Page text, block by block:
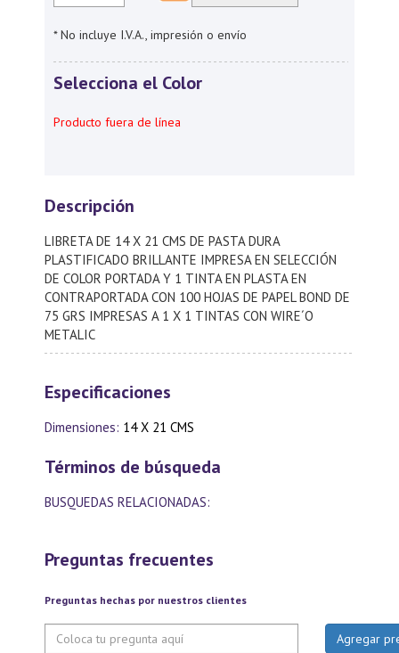
* No incluye I.V.A., impresión o envío
Selecciona el Color
Producto fuera de línea
Descripción
LIBRETA DE 14 X 21 CMS DE PASTA DURA
PLASTIFICADO BRILLANTE IMPRESA EN SELECCIÓN
DE COLOR PORTADA Y 1 TINTA EN PLASTA EN
CONTRAPORTADA CON 100 HOJAS DE PAPEL BOND DE
75 GRS IMPRESAS A 1 X 1 TINTAS CON WIRE´O
METALIC
Especificaciones
Dimensiones: 14 X 21 CMS
Términos de búsqueda
BUSQUEDAS RELACIONADAS:
Preguntas frecuentes
Preguntas hechas por nuestros clientes